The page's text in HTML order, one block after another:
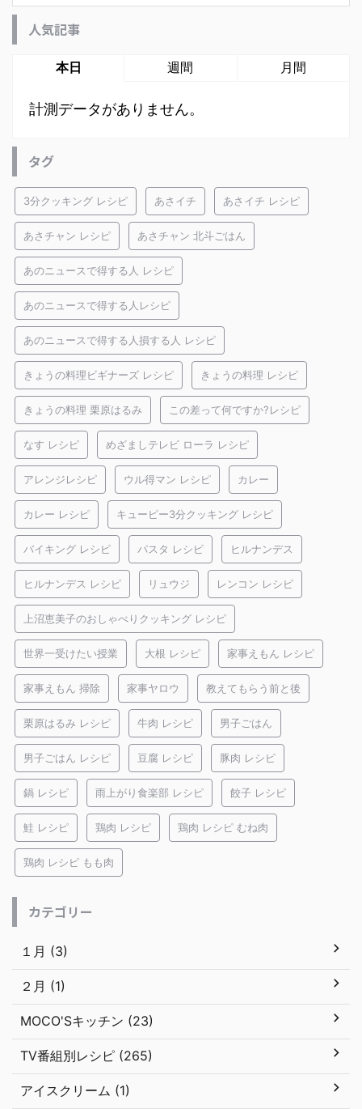
人気記事
本日 週間 月間
計測データがありません。
タグ
3分クッキング レシピ あさイチ あさイチ レシピ
あさチャン レシピ あさチャン 北斗ごはん
あのニュースで得する人 レシピ
あのニュースで得する人レシピ
あのニュースで得する人損する人 レシピ
きょうの料理ビギナーズ レシピ きょうの料理 レシピ
きょうの料理 栗原はるみ この差って何ですか?レシピ
なす レシピ めざましテレビ ローラ レシピ
アレンジレシピ ウル得マン レシピ カレー
カレー レシピ キューピー3分クッキング レシピ
バイキング レシピ パスタ レシピ ヒルナンデス
ヒルナンデス レシピ リュウジ レンコン レシピ
上沼恵美子のおしゃべりクッキング レシピ
世界一受けたい授業 大根 レシピ 家事えもん レシピ
家事えもん 掃除 家事ヤロウ 教えてもらう前と後
栗原はるみ レシピ 牛肉 レシピ 男子ごはん
男子ごはん レシピ 豆腐 レシピ 豚肉 レシピ
鍋 レシピ 雨上がり食楽部 レシピ 餃子 レシピ
鮭 レシピ 鶏肉 レシピ 鶏肉 レシピ むね肉
鶏肉 レシピ もも肉
カテゴリー
１月 (3)
２月 (1)
MOCO'Sキッチン (23)
TV番組別レシピ (265)
アイスクリーム (1)